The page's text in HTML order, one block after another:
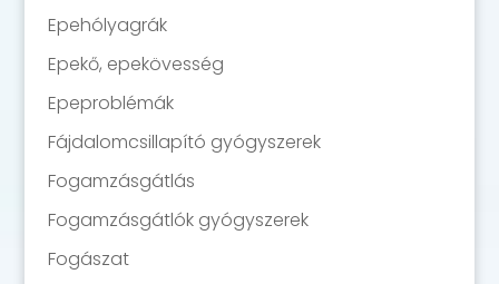
Epehólyagrák
Epekő, epekövesség
Epeproblémák
Fájdalomcsillapító gyógyszerek
Fogamzásgátlás
Fogamzásgátlók gyógyszerek
Fogászat